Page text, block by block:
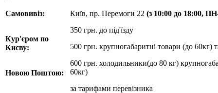
Самовивіз:
Кур'єром по
Києву:
Новою Поштою:
Київ, пр. Перемоги 22 (з 10:00 до 18:00,
350 грн. до під'їзду
500 грн. крупногабаритні товари (до 60кг)
600 грн. холодильники(до 80 кг)
60кг)
за тарифами перевізника